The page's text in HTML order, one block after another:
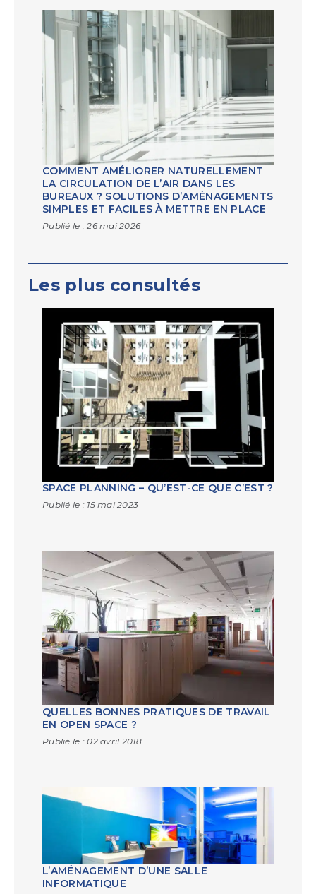
COMMENT AMÉLIORER NATURELLEMENT
LA CIRCULATION DE L’AIR DANS LES
BUREAUX ? SOLUTIONS D’AMÉNAGEMENTS
SIMPLES ET FACILES À METTRE EN PLACE
Publié le : 26 mai 2026
Les plus consultés
SPACE PLANNING – QU’EST-CE QUE C’EST ?
Publié le : 15 mai 2023
QUELLES BONNES PRATIQUES DE TRAVAIL
EN OPEN SPACE ?
Publié le : 02 avril 2018
L’AMÉNAGEMENT D’UNE SALLE
INFORMATIQUE